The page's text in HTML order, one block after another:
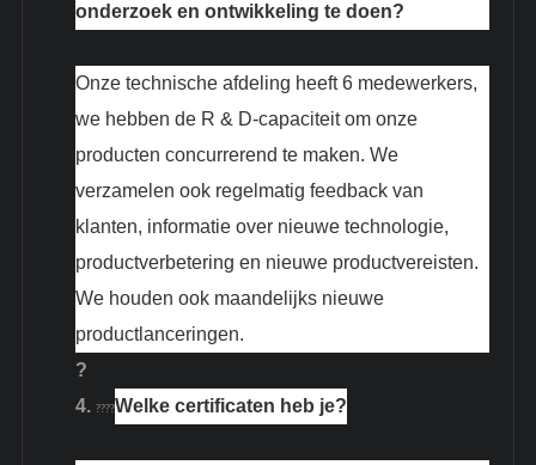
onderzoek en ontwikkeling te doen?
Onze technische afdeling heeft 6 medewerkers,
we hebben de R & D-capaciteit om onze
producten concurrerend te maken. We
verzamelen ook regelmatig feedback van
klanten, informatie over nieuwe technologie,
productverbetering en nieuwe productvereisten.
We houden ook maandelijks nieuwe
productlanceringen.
?
4. ????Welke certificaten heb je?